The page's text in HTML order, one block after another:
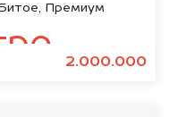
Премиум
2.000.000